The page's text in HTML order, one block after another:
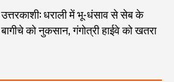
उत्तरकाशी: धराली में भू-धंसाव से सेब के
बागीचे को नुकसान, गंगोत्री हाईवे को खतरा